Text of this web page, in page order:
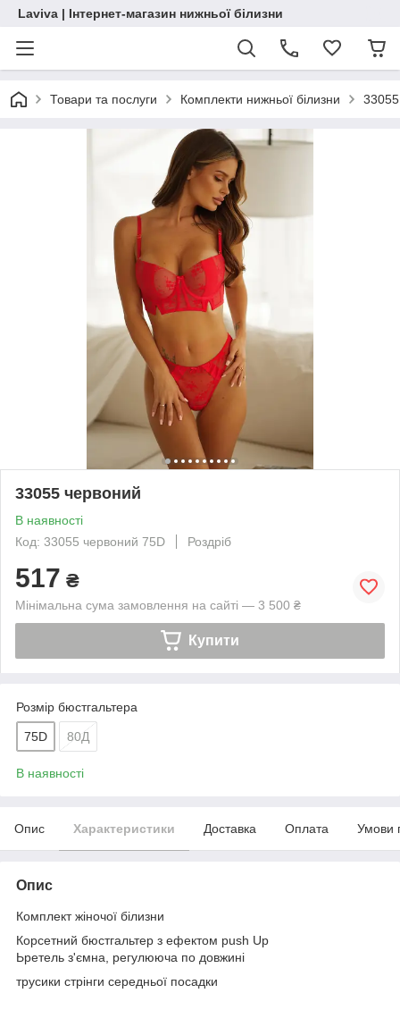
Laviva | Інтернет-магазин нижньої білизни
Товари та послуги Комплекти нижньої білизни
33055 червоний
В наявності
Код: 33055 червоний 75D
Роздріб
517 ₴
Мінімальна сума замовлення на сайті — 3 500 ₴
Купити
Розмір бюстгальтера
75D 80Д
В наявності
Опис Характеристики Доставка Оплата Умови
Опис
Комплект жіночої білизни
Корсетний бюстгальтер з ефектом push Up
Ьретель з'ємна, регулююча по довжині
трусики стрінги середньої посадки